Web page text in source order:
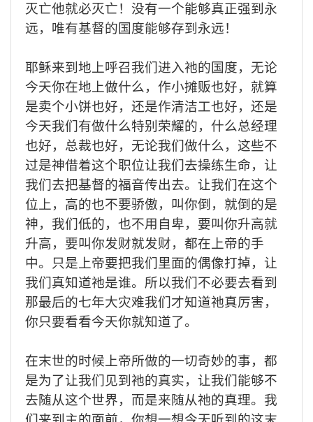
灭亡他就必灭亡！没有一个能够真正强到永
远，唯有基督的国度能够存到永远！
耶稣来到地上呼召我们进入祂的国度，无论
今天你在地上做什么，作小摊贩也好，就算
是卖个小饼也好，还是作清洁工也好，还是
今天我们有做什么特别荣耀的，什么总经理
也好，总裁也好，无论我们做什么，这些不
过是神借着这个职位让我们去操练生命，让
我们去把基督的福音传出去。让我们在这个
位上，高的也不要骄傲，叫你倒，就倒的是
神，我们低的，也不用自卑，要叫你升高就
升高，要叫你发财就发财，都在上帝的手
中。只是上帝要把我们里面的偶像打掉，让
我们真知道祂是谁。所以我们不必要去看到
那最后的七年大灾难我们才知道祂真厉害，
你只要看看今天你就知道了。
在末世的时候上帝所做的一切奇妙的事，都
是为了让我们见到祂的真实，让我们能够不
去随从这个世界，而是来随从祂的真理。我